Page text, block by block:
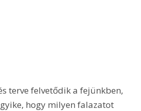
terve felvetődik a fejünkben,
hogy milyen falazatot